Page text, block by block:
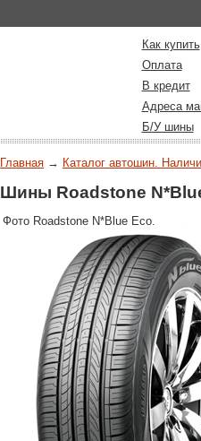
Как купить
Оплата
В кредит
Адреса
Б/У шины
Главная → Каталог автошин.
Шины Roadstone
Фото Roadstone N*Blue Eco.